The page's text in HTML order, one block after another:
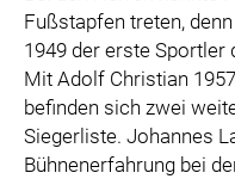
Fußstapfen treten,
1949 der erste Sportler
Mit Adolf Christian
befinden sich zwei
Siegerliste. Johannes
Bühnenerfahrung bei